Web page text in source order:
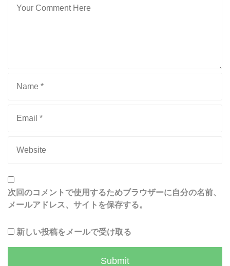
次回のコメントで使用するためブラウザーに自分の名前、
メールアドレス、サイトを保存する。
新しい投稿をメールで受け取る